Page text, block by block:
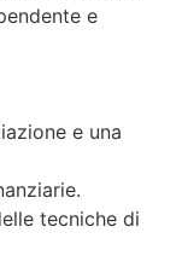
e
e una
tecniche di